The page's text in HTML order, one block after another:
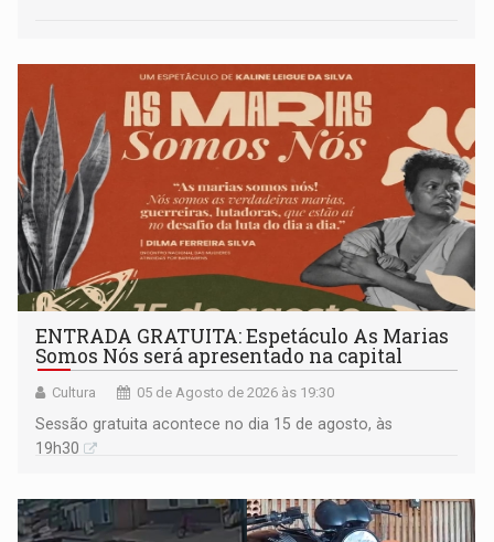
ENTRADA GRATUITA: Espetáculo As Marias
Somos Nós será apresentado na capital
Cultura 05 de Agosto de 2026 às 19:30
Sessão gratuita acontece no dia 15 de agosto, às
19h30